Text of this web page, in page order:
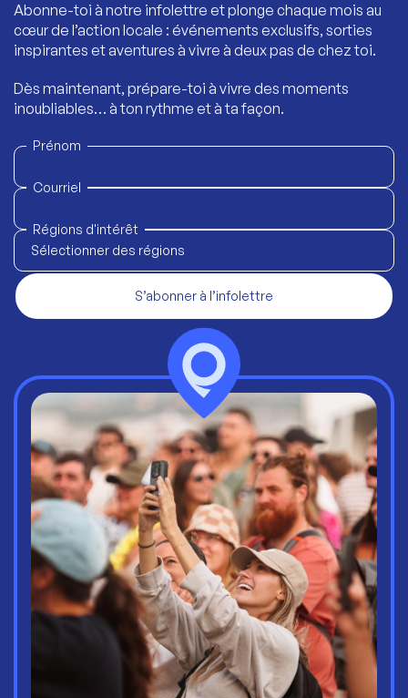
Abonne-toi à notre infolettre et plonge chaque mois au
cœur de l’action locale : événements exclusifs, sorties
inspirantes et aventures à vivre à deux pas de chez toi.
Dès maintenant, prépare-toi à vivre des moments
inoubliables… à ton rythme et à ta façon.
Prénom
Courriel
Régions d'intérêt
Sélectionner des régions
S’abonner à l’infolettre